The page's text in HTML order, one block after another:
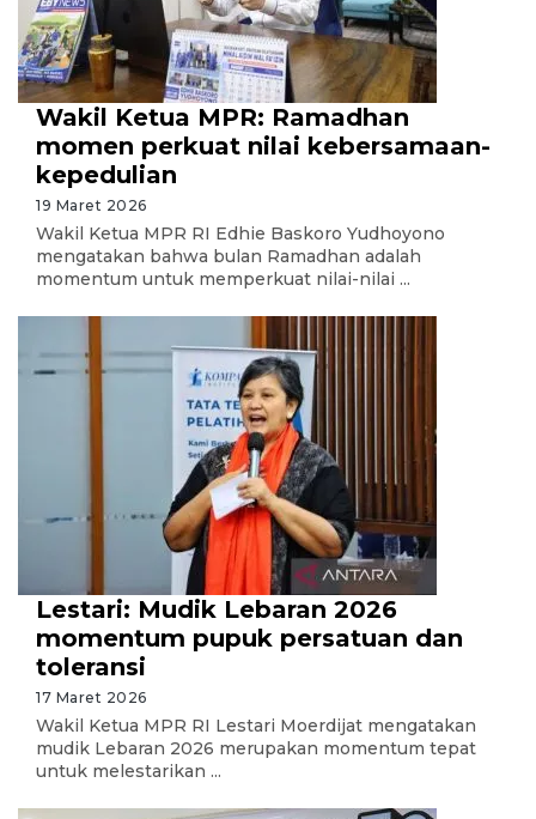
Wakil Ketua MPR: Ramadhan
momen perkuat nilai kebersamaan-
kepedulian
19 Maret 2026
Wakil Ketua MPR RI Edhie Baskoro Yudhoyono
mengatakan bahwa bulan Ramadhan adalah
momentum untuk memperkuat nilai-nilai ...
Lestari: Mudik Lebaran 2026
momentum pupuk persatuan dan
toleransi
17 Maret 2026
Wakil Ketua MPR RI Lestari Moerdijat mengatakan
mudik Lebaran 2026 merupakan momentum tepat
untuk melestarikan ...